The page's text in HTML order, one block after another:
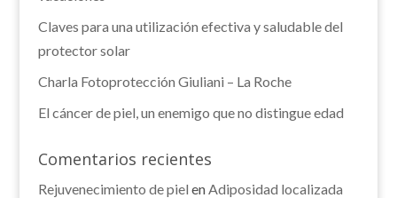
Claves para una utilización efectiva y saludable del
protector solar
Charla Fotoprotección Giuliani – La Roche
El cáncer de piel, un enemigo que no distingue edad
Comentarios recientes
Rejuvenecimiento de piel en Adiposidad localizada